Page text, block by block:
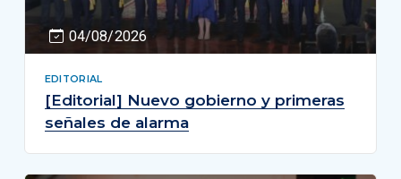
04/08/2026
EDITORIAL
[Editorial] Nuevo gobierno y primeras
señales de alarma